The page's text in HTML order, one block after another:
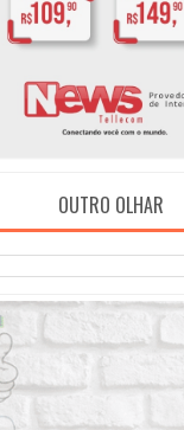
OUTRO OLHAR